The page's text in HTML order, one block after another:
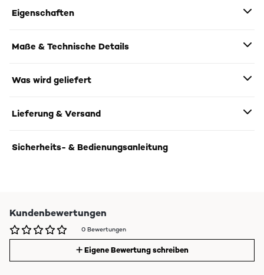
Eigenschaften
Maße & Technische Details
Was wird geliefert
Lieferung & Versand
Sicherheits- & Bedienungsanleitung
Kundenbewertungen
0 Bewertungen
Eigene Bewertung schreiben